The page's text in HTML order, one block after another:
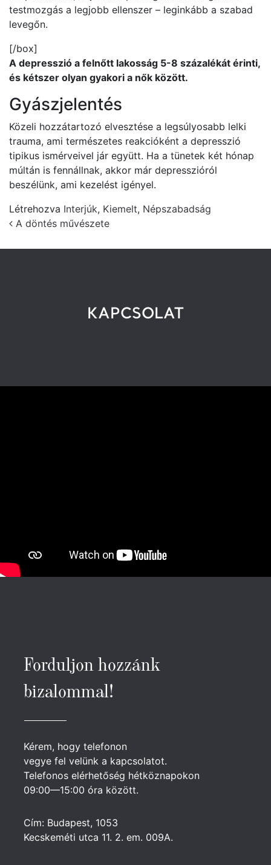
testmozgás a legjobb ellenszer – leginkább a szabad
levegőn.
[/box]
A depresszió a felnőtt lakosság 5-8 százalékát érinti,
és kétszer olyan gyakori a nők között.
Gyászjelentés
Közeli hozzátartozó elvesztése a legsúlyosabb lelki
trauma, ami természetes reakcióként a depresszió
tipikus ismérveivel jár együtt. Ha a tünetek két hónap
múltán is fennállnak, akkor már depresszióról
beszélünk, ami kezelést igényel.
Létrehozva Interjúk, Kiemelt, Népszabadság
Post navigation
A döntés művészete
KAPCSOLAT
Forduljon hozzánk
bizalommal!
Kérem, hogy telefonon
vegye fel velünk a kapcsolatot.
Telefonos elérhetőség hétköznapokon
09:00—15:00 óra között.
Cím: Budapest, 1053
Kecskeméti utca 11. 2. em. 009A.